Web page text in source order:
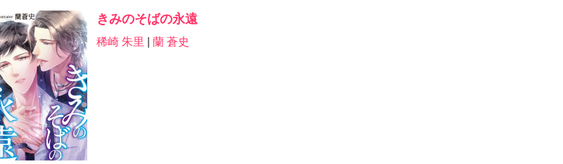
きみのそばの永遠
稀崎 朱里 蘭 蒼史